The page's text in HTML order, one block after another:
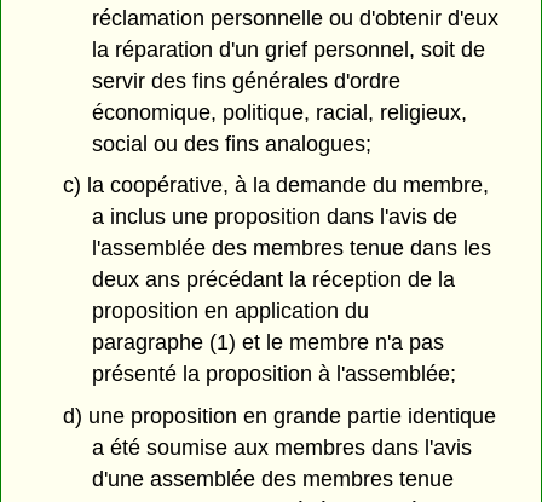
réclamation personnelle ou d'obtenir d'eux
la réparation d'un grief personnel, soit de
servir des fins générales d'ordre
économique, politique, racial, religieux,
social ou des fins analogues;
c) la coopérative, à la demande du membre,
a inclus une proposition dans l'avis de
l'assemblée des membres tenue dans les
deux ans précédant la réception de la
proposition en application du
paragraphe (1) et le membre n'a pas
présenté la proposition à l'assemblée;
d) une proposition en grande partie identique
a été soumise aux membres dans l'avis
d'une assemblée des membres tenue